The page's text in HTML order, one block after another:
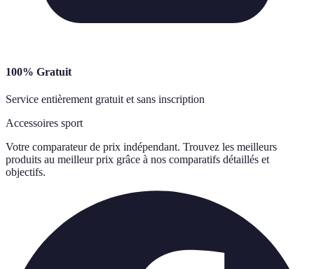
100% Gratuit
Service entièrement gratuit et sans inscription
Accessoires sport
Votre comparateur de prix indépendant. Trouvez les meilleurs
produits au meilleur prix grâce à nos comparatifs détaillés et
objectifs.